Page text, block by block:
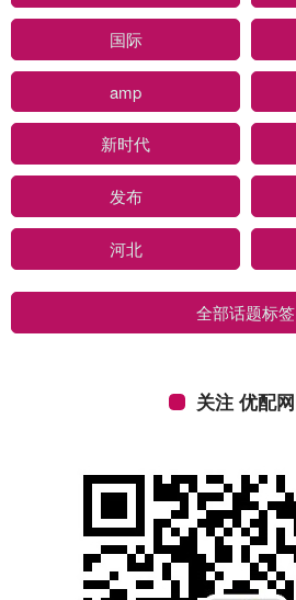
国际
amp
新时代
发布
河北
全部话题标签
关注 优配网